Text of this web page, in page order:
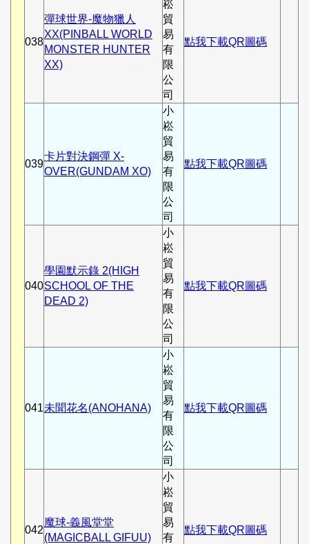
038
彈球世界-魔物獵人
XX(PINBALL WORLD
MONSTER HUNTER
XX)
崧
貿
易
有
限
公
司
點我下載QR圖碼
039
卡片對決鋼彈 X-
OVER(GUNDAM XO)
小
崧
貿
易
有
限
公
司
點我下載QR圖碼
040
學園默示錄 2(HIGH
SCHOOL OF THE
DEAD 2)
小
崧
貿
易
有
限
公
司
點我下載QR圖碼
041未聞花名(ANOHANA)
小
崧
貿
易
有
限
公
司
點我下載QR圖碼
042
魔球-義風堂堂
(MAGICBALL GIFUU)
小
崧
貿
易
有
點我下載QR圖碼